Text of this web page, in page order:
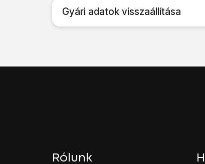
Gyári adatok visszaállítása
Rólunk